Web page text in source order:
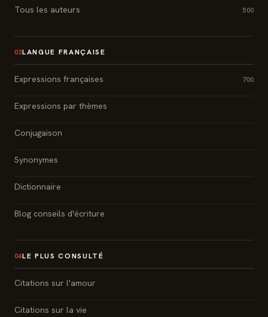
Tous les auteurs 500
03LANGUE FRANÇAISE
Expressions françaises 700
Expressions par thèmes
Conjugaison
Synonymes
Dictionnaire
Blog conseils d'écriture
04LE PLUS CONSULTÉ
Citations sur l'amour
Citations sur la vie